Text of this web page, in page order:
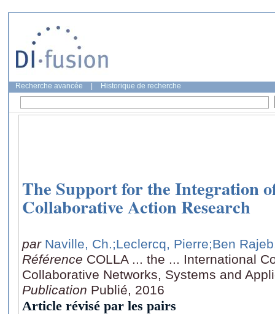
Recherche avancée Historique de recherche
The Support for the Integration
Collaborative Action Research
par Naville, Ch.;Leclercq, Pierre;Ben
Référence COLLA ... the ... International
Collaborative Networks, Systems and
Publication Publié, 2016
Article révisé par les pairs